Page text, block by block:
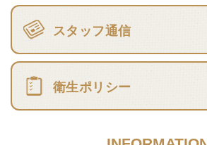
スタッフ通信
衛生ポリシー